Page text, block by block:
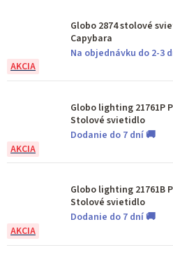
Globo 2874 stolové
Capybara
Na objednávku do 2-3
Globo lighting 21761P
Stolové svietidlo
Dodanie do 7 dní 🚚
Globo lighting 21761B
Stolové svietidlo
Dodanie do 7 dní 🚚